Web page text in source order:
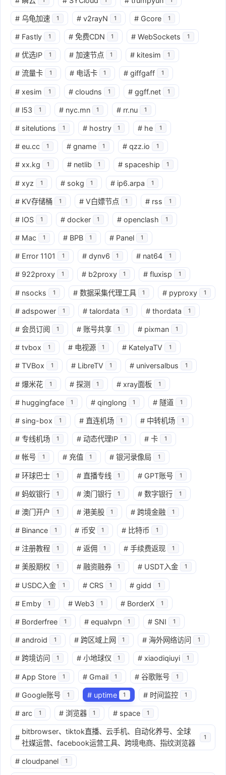
# 乌龟加速 1 # v2rayN 1 # Gcore 1
# Fastly 1 # 免费CDN 1 # WebSockets 1
# 优选IP 1 # 加速节点 1 # kitesim 1
# 流量卡 1 # 电话卡 1 # giffgaff 1
# xesim 1 # cloudns 1 # ggff.net 1
# l53 1 # nyc.mn 1 # rr.nu 1
# sitelutions 1 # hostry 1 # he 1
# eu.cc 1 # gname 1 # qzz.io 1
# xx.kg 1 # netlib 1 # spaceship 1
# xyz 1 # sokg 1 # ip6.arpa 1
# KV存储桶 1 # V白嫖节点 1 # rss 1
# IOS 1 # docker 1 # openclash 1
# Mac 1 # BPB 1 # Panel 1
# Error 1101 1 # dynv6 1 # nat64 1
# 922proxy 1 # b2proxy 1 # fluxisp 1
# nsocks 1 # 数据采集代理工具 1 # pyproxy 1
# adspower 1 # talordata 1 # thordata 1
# 会员订阅 1 # 账号共享 1 # pixman 1
# tvbox 1 # 电视源 1 # KatelyaTV 1
# TVBox 1 # LibreTV 1 # universalbus 1
# 爆米花 1 # 探测 1 # xray面板 1
# huggingface 1 # qinglong 1 # 隧道 1
# sing-box 1 # 直连机场 1 # 中转机场 1
# 专线机场 1 # 动态代理IP 1 # 卡 1
# 帐号 1 # 充值 1 # 银河录像局 1
# 环球巴士 1 # 直播专线 1 # GPT账号 1
# 蚂蚁银行 1 # 澳门银行 1 # 数字银行 1
# 澳门开户 1 # 港美股 1 # 跨境金融 1
# Binance 1 # 币安 1 # 比特币 1
# 注册教程 1 # 返佣 1 # 手续费返现 1
# 美股期权 1 # 融资融券 1 # USDT入金 1
# USDC入金 1 # CRS 1 # gidd 1
# Emby 1 # Web3 1 # BorderX 1
# Borderfree 1 # equalvpn 1 # SNI 1
# android 1 # 跨区域上网 1 # 海外网络访问 1
# 跨境访问 1 # 小地球仪 1 # xiaodiqiuyi 1
# App Store 1 # Gmail 1 # 谷歌账号 1
# Google账号 1 # uptime 1 # 时间监控 1
# arc 1 # 浏览器 1 # space 1
#
bitbrowser、tiktok直播、云手机、自动化养号、全球
社媒运营、facebook运营工具、跨境电商、指纹浏览器
1
# cloudpanel 1